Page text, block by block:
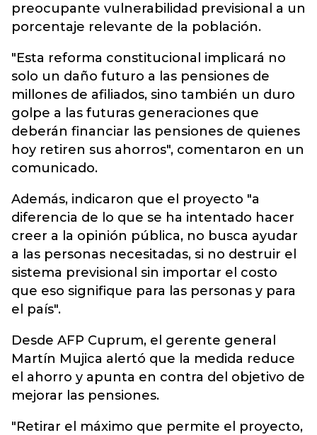
preocupante vulnerabilidad previsional a un
porcentaje relevante de la población.
"Esta reforma constitucional implicará no
solo un daño futuro a las pensiones de
millones de afiliados, sino también un duro
golpe a las futuras generaciones que
deberán financiar las pensiones de quienes
hoy retiren sus ahorros", comentaron en un
comunicado.
Además, indicaron que el proyecto "a
diferencia de lo que se ha intentado hacer
creer a la opinión pública, no busca ayudar
a las personas necesitadas, si no destruir el
sistema previsional sin importar el costo
que eso signifique para las personas y para
el país".
Desde AFP Cuprum, el gerente general
Martín Mujica alertó que la medida reduce
el ahorro y apunta en contra del objetivo de
mejorar las pensiones.
"Retirar el máximo que permite el proyecto,